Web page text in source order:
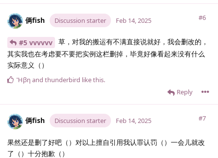
俩fish Discussion starter #6
Feb 14, 2025
#5 vvvvvv
草，对我的搬运有不满直接说就好，我会删改的，
其实我也在考虑要不要把实例这栏删掉，毕竟好像看起来没有什么
实际意义（）
Reply
Ἥβη and thunderbird like this.
俩fish Discussion starter #7
Feb 14, 2025
果然还是删了好吧（）对以上擅自引用我认罪认罚（）一会儿就改
了（）十分抱歉（）